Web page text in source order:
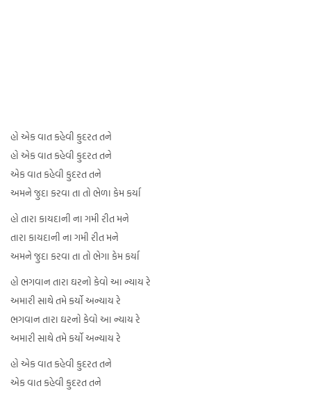
હો એક વાત કહેવી કુદરત તને
હો એક વાત કહેવી કુદરત તને
એક વાત કહેવી કુદરત તને
અમને જુદા કરવા તા તો ભેળા કેમ કર્યા
હો તારા કાયદાની ના ગમી રીત મને
તારા કાયદાની ના ગમી રીત મને
અમને જુદા કરવા તા તો ભેગા કેમ કર્યા
હો ભગવાન તારા ઘરનો કેવો આ ન્યાય રે
અમારી સાથે તમે કર્યો અન્યાય રે
ભગવાન તારા ઘરનો કેવો આ ન્યાય રે
અમારી સાથે તમે કર્યો અન્યાય રે
હો એક વાત કહેવી કુદરત તને
એક વાત કહેવી કુદરત તને